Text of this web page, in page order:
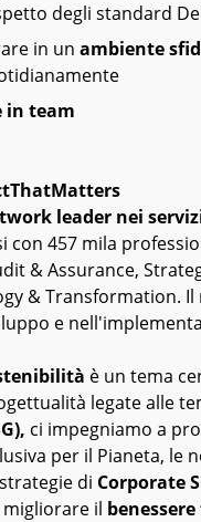
degli standard
in un ambiente
in team
leader nei
con 457 mila
& Assurance,
& Transformation.
e
è un tema
legate alle
ci impegniamo a
per il Pianeta, le
di Corporate
il